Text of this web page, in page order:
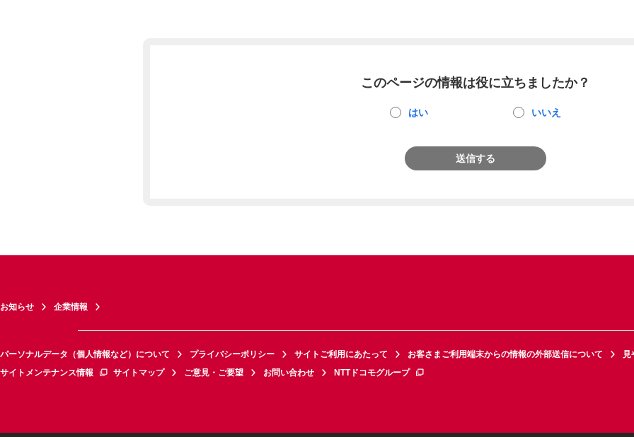
このページの情報は役に立ちましたか？
はい いいえ
送信する
お知らせ 企業情報
パーソナルデータ（個人情報など）について プライバシーポリシー サイトご利用にあたって お客さまご利用端末からの情報の外部送信について
見
サイトメンテナンス情報
サイトマップ ご意見・ご要望 お問い合わせ NTTドコモグループ